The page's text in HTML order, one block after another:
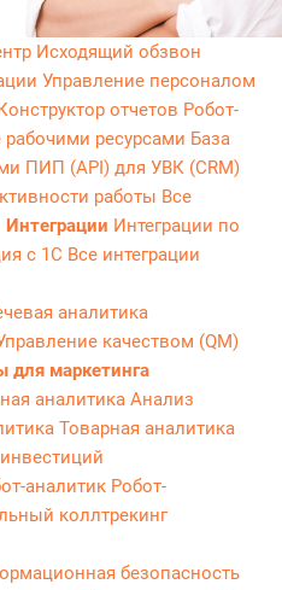
Исходящий обзвон
Управление персоналом
Конструктор отчетов Робот-
рабочими ресурсами База
ПИП (API) для УВК (CRM)
работы Все
Интеграции Интеграции по
с 1С Все интеграции
аналитика
качеством (QM)
для маркетинга
аналитика Анализ
Товарная аналитика
аналитик Робот-
коллтрекинг
безопасность